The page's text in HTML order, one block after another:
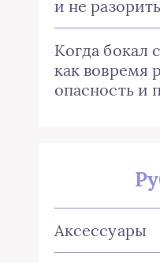
и не
Когда бокал
как вовремя
опасность и
Аксессуары